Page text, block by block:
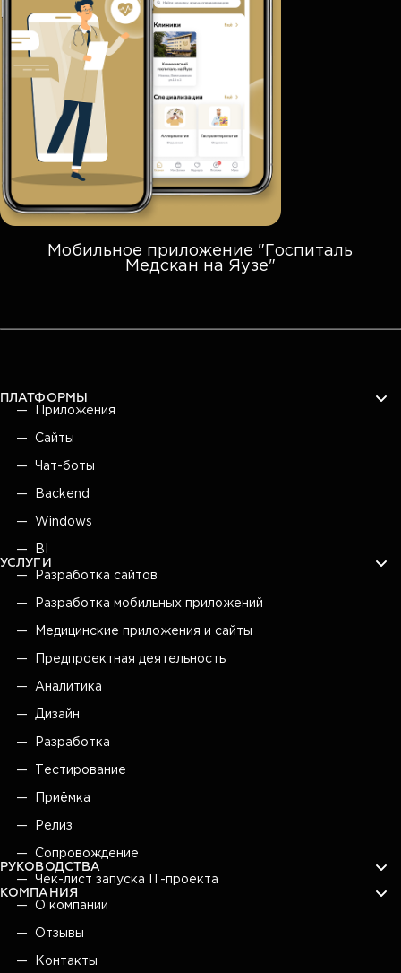
Мобильное приложение "Госпиталь
Медскан на Яузе"
ПЛАТФОРМЫ
Приложения
Сайты
Чат-боты
Backend
Windows
BI
УСЛУГИ
Разработка сайтов
Разработка мобильных приложений
Медицинские приложения и сайты
Предпроектная деятельность
Аналитика
Дизайн
Разработка
Тестирование
Приёмка
Релиз
Сопровождение
РУКОВОДСТВА
Чек-лист запуска IT-проекта
КОМПАНИЯ
О компании
Отзывы
Контакты